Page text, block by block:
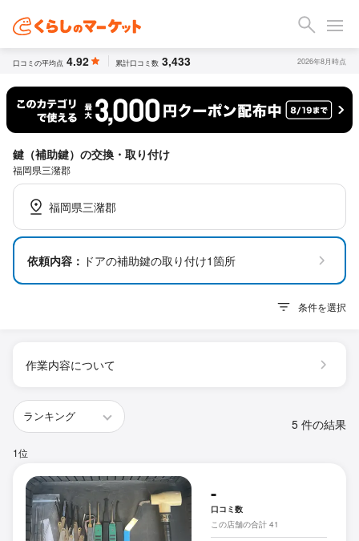
口コミの平均点 4.92 累計口コミ数 3,433 2026年8月時点
鍵（補助鍵）の交換・取り付け
福岡県三潴郡
福岡県三潴郡
依頼内容： ドアの補助鍵の取り付け1箇所
条件を選択
作業内容について
5 件の結果
1位
-
口コミ数
この店舗の合計 41